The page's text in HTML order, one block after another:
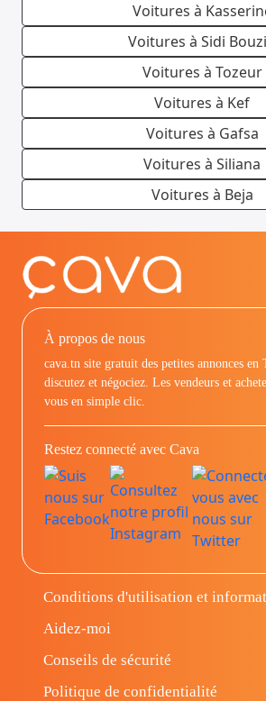
Voitures à
Voitures à Sidi
Voitures à Tozeur
Voitures à Kef
Voitures à Gafsa
Voitures à Siliana
Voitures à Beja
À propos de nous
cava.tn site gratuit des petites annonces en
discutez et négociez. Les vendeurs et
vous en simple clic.
Restez connecté avec Cava
Conditions d'utilisation et
Aidez-moi
Conseils de sécurité
Politique de confidentialité